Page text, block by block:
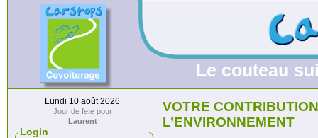
Le couteau
Lundi 10 août 2026
Jour de fete pour
Laurent
Login
VOTRE
L’ENVIRONNEMENT